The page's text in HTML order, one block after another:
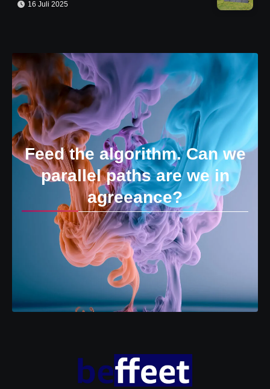
16 Juli 2025
Feed the algorithm. Can we
parallel paths are we in
agreeance?